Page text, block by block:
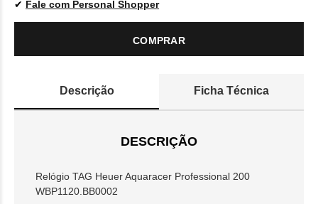
Fale com Personal Shopper
COMPRAR
Descrição Ficha Técnica
DESCRIÇÃO
Relógio TAG Heuer Aquaracer Professional 200
WBP1120.BB0002